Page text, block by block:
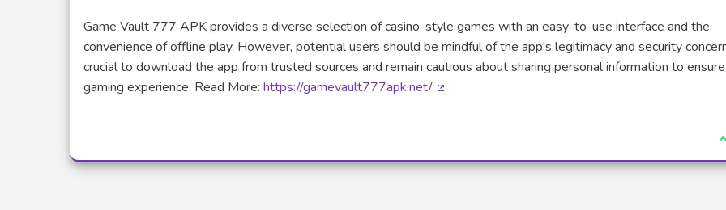
Game Vault 777 APK provides a diverse selection of casino-style games with an easy-to-use interface and the
convenience of offline play. However, potential users should be mindful of the app's legitimacy and security
crucial to download the app from trusted sources and remain cautious about sharing personal information to
gaming experience. Read More: https://gamevault777apk.net/